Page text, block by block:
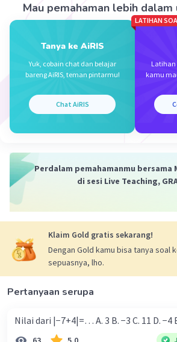
Mau pemahaman lebih dalam
Tanya ke AiRIS
Yuk, cobain chat dan belajar
bareng AiRIS, teman pintarmu!
Chat AiRIS
LATIHAN
Latihan
kamu
Perdalam pemahamanmu bersama
di sesi Live Teaching,
Klaim Gold gratis sekarang!
Dengan Gold kamu bisa tanya soal
sepuasnya, lho.
Pertanyaan serupa
Nilai dari |−7+4|=… A. 3 B. −3 C. 11 D.